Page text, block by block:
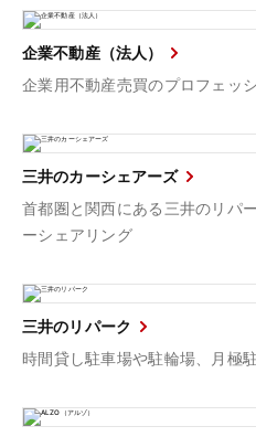
企業不動産（法人）
企業用不動産売買のプロフェッ
三井のカーシェアーズ
首都圏と関西にある三井のリパ
ーシェアリング
三井のリパーク
時間貸し駐車場や駐輪場、月極